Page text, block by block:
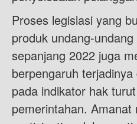
Proses legislasi yang
produk undang-
sepanjang 2022 juga
berpengaruh
pada indikator hak
pemerintahan. Amanat